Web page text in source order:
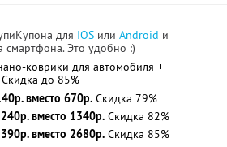
для IOS или Android и
смартфона. Это удобно :)
коврики для автомобиля +
Скидка до 85%
вместо 670р. Скидка 79%
240р. вместо 1340р. Скидка 82%
390р. вместо 2680р. Скидка 85%